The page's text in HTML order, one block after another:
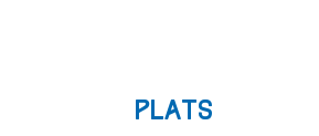
PLATS